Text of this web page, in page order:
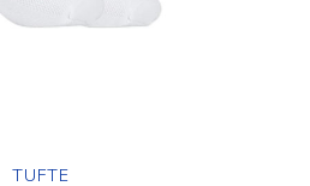
TUFTE